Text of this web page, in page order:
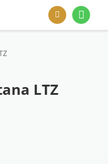
LTZ